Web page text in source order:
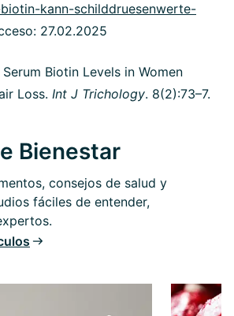
kann-schilddruesenwerte-
27.02.2025
Serum Biotin Levels in Women
Loss. Int J Trichology. 8(2):73–7.
Bienestar
consejos de salud y
fáciles de entender,